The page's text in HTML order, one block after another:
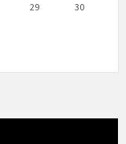
29
30